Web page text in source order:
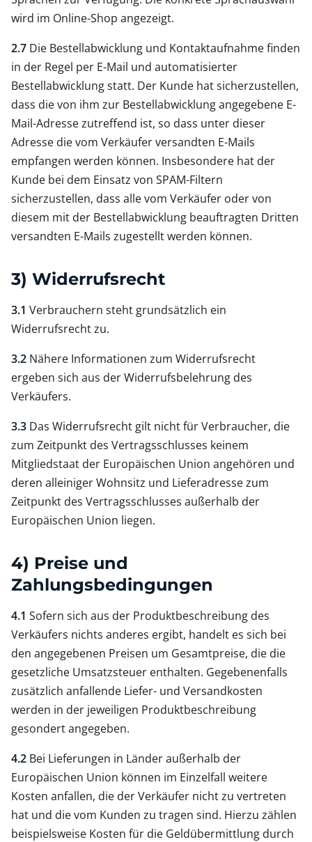
wird im Online-Shop angezeigt.
2.7 Die Bestellabwicklung und Kontaktaufnahme finden
in der Regel per E-Mail und automatisierter
Bestellabwicklung statt. Der Kunde hat sicherzustellen,
dass die von ihm zur Bestellabwicklung angegebene E-
Mail-Adresse zutreffend ist, so dass unter dieser
Adresse die vom Verkäufer versandten E-Mails
empfangen werden können. Insbesondere hat der
Kunde bei dem Einsatz von SPAM-Filtern
sicherzustellen, dass alle vom Verkäufer oder von
diesem mit der Bestellabwicklung beauftragten Dritten
versandten E-Mails zugestellt werden können.
3) Widerrufsrecht
3.1 Verbrauchern steht grundsätzlich ein
Widerrufsrecht zu.
3.2 Nähere Informationen zum Widerrufsrecht
ergeben sich aus der Widerrufsbelehrung des
Verkäufers.
3.3 Das Widerrufsrecht gilt nicht für Verbraucher, die
zum Zeitpunkt des Vertragsschlusses keinem
Mitgliedstaat der Europäischen Union angehören und
deren alleiniger Wohnsitz und Lieferadresse zum
Zeitpunkt des Vertragsschlusses außerhalb der
Europäischen Union liegen.
4) Preise und
Zahlungsbedingungen
4.1 Sofern sich aus der Produktbeschreibung des
Verkäufers nichts anderes ergibt, handelt es sich bei
den angegebenen Preisen um Gesamtpreise, die die
gesetzliche Umsatzsteuer enthalten. Gegebenenfalls
zusätzlich anfallende Liefer- und Versandkosten
werden in der jeweiligen Produktbeschreibung
gesondert angegeben.
4.2 Bei Lieferungen in Länder außerhalb der
Europäischen Union können im Einzelfall weitere
Kosten anfallen, die der Verkäufer nicht zu vertreten
hat und die vom Kunden zu tragen sind. Hierzu zählen
beispielsweise Kosten für die Geldübermittlung durch